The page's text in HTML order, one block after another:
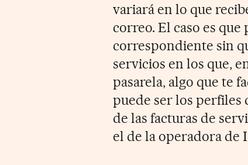
variará en lo que
correo. El caso es
correspondiente sin
servicios en los que,
pasarela, algo que te
puede ser los perfiles
de las facturas de
el de la operadora de